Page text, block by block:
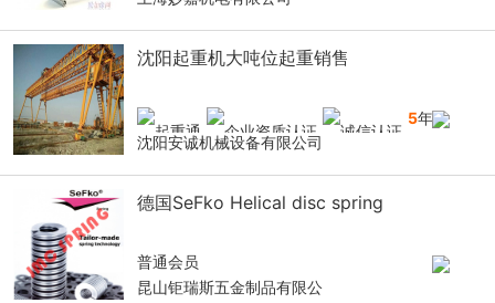
沈阳起重机大吨位起重销售
5年
沈阳安诚机械设备有限公司
德国SeFko Helical disc spring
普通会员
昆山钜瑞斯五金制品有限公